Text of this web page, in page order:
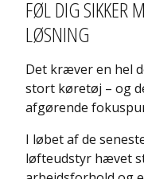
FØL DIG SIKKER
LØSNING
Det kræver en hel
stort køretøj – og
afgørende
I løbet af de
løfteudstyr hævet